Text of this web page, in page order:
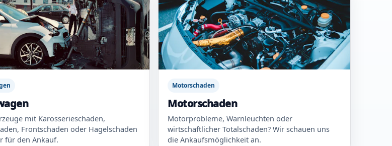
mit Karosserieschaden,
Frontschaden oder Hagelschaden
für den Ankauf.
Motorschaden
Motorschaden
Motorprobleme, Warnleuchten oder
wirtschaftlicher Totalschaden? Wir schauen uns
die Ankaufsmöglichkeit an.